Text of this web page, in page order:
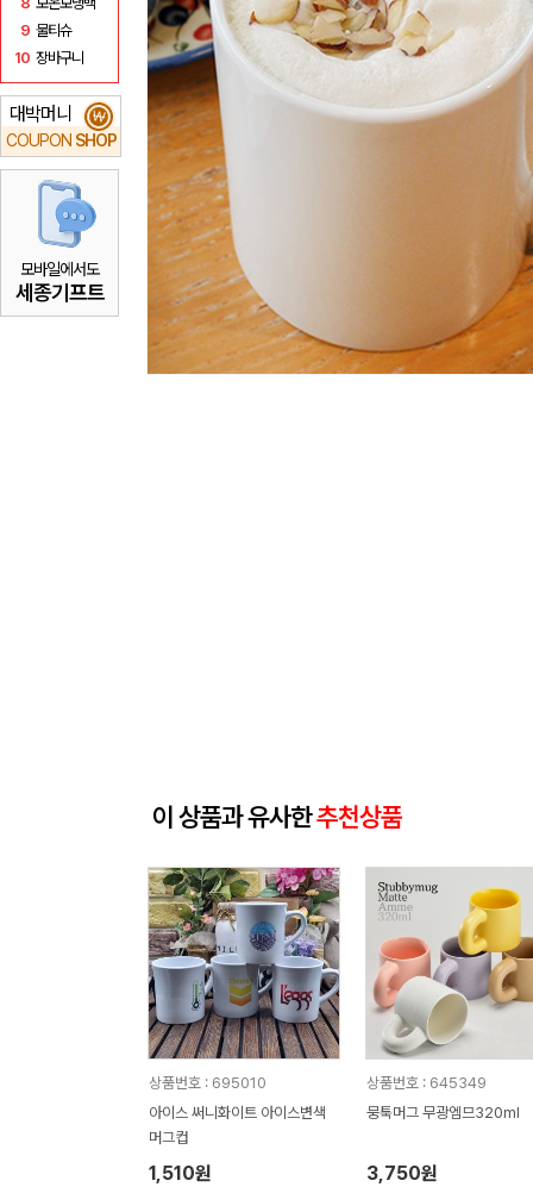
9 물티슈
10 장바구니
대박머니
COUPON SHOP
₩
모바일에서도
세종기프트
이 상품과 유사한추천상품
상품번호 : 695010
아이스 써니화이트 아이스변색
머그컵
1,510원
상품번호 : 645349
뭉툭머그 무광엠므320ml
3,750원